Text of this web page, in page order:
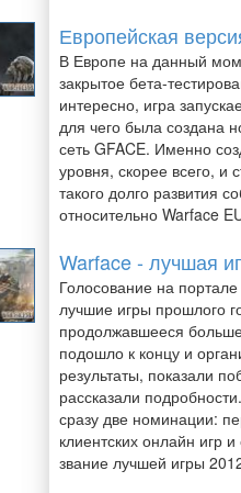
Европейская
В Европе на данный
закрытое бета-
интересно, игра
для чего была создана
сеть GFACE. Именно
уровня, скорее всего, и
такого долго развития
относительно Warface
Warface - лучшая
Голосование на
лучшие игры прошлого
продолжавшееся
подошло к концу и
результаты, показали
рассказали
сразу две номинации:
клиентских онлайн игр
звание лучшей игры